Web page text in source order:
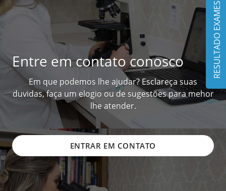
Entre em contato conosco
Em que podemos lhe ajudar? Esclareça suas
duvidas, faça um elogio ou de sugestões para mehor
lhe atender.
ENTRAR EM CONTATO
RESULTADO EXAMES